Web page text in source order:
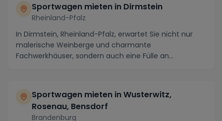
Sportwagen mieten in Dirmstein
Rheinland-Pfalz
In Dirmstein, Rheinland-Pfalz, erwartet Sie nicht nur
malerische Weinberge und charmante
Fachwerkhäuser, sondern auch eine Fülle an
Sportwagen mieten in Wusterwitz,
Rosenau, Bensdorf
Brandenburg